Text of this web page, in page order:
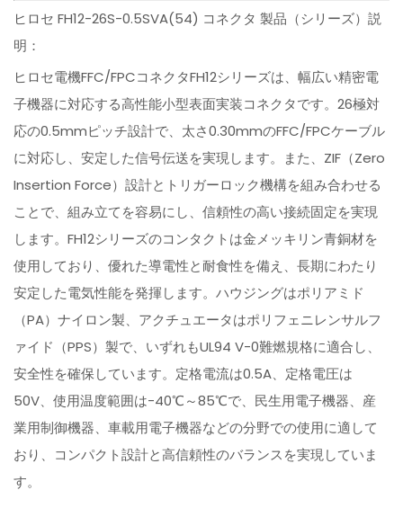
ヒロセ FH12-26S-0.5SVA(54) コネクタ 製品（シリーズ）説
明：
ヒロセ電機FFC/FPCコネクタFH12シリーズは、幅広い精密電
子機器に対応する高性能小型表面実装コネクタです。26極対
応の0.5mmピッチ設計で、太さ0.30mmのFFC/FPCケーブル
に対応し、安定した信号伝送を実現します。また、ZIF（Zero
Insertion Force）設計とトリガーロック機構を組み合わせる
ことで、組み立てを容易にし、信頼性の高い接続固定を実現
します。FH12シリーズのコンタクトは金メッキリン青銅材を
使用しており、優れた導電性と耐食性を備え、長期にわたり
安定した電気性能を発揮します。ハウジングはポリアミド
（PA）ナイロン製、アクチュエータはポリフェニレンサルフ
ァイド（PPS）製で、いずれもUL94 V-0難燃規格に適合し、
安全性を確保しています。定格電流は0.5A、定格電圧は
50V、使用温度範囲は-40℃～85℃で、民生用電子機器、産
業用制御機器、車載用電子機器などの分野での使用に適して
おり、コンパクト設計と高信頼性のバランスを実現していま
す。